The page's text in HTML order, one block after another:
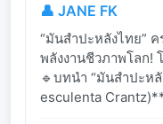
👤 JANE FK
“มันสำปะหลังไทย”
พลังงานชีวภาพโลก!
🔹บทนำ “มันสำปะห
esculenta